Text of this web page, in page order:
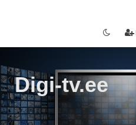
Digi-tv.ee